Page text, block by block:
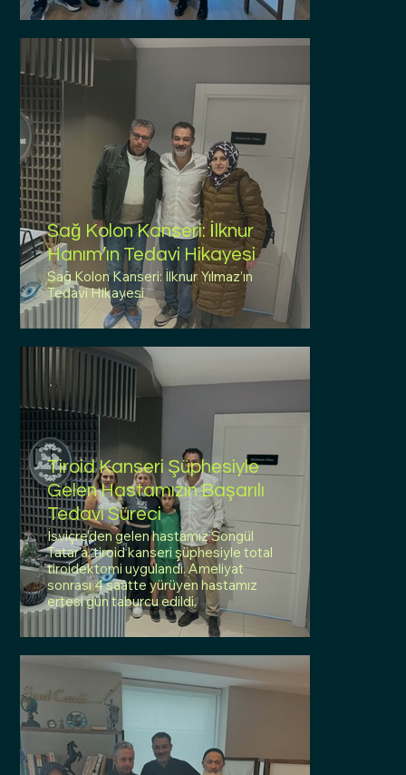
Sağ Kolon Kanseri: İlknur
Hanım’ın Tedavi Hikayesi
Sağ Kolon Kanseri: İlknur Yılmaz’ın
Tedavi Hikayesi
Tiroid Kanseri Şüphesiyle
Gelen Hastamızın Başarılı
Tedavi Süreci
İsviçre’den gelen hastamız Songül
Tatar’a, tiroid kanseri şüphesiyle total
tiroidektomi uygulandı. Ameliyat
sonrası 4 saatte yürüyen hastamız
ertesi gün taburcu edildi.